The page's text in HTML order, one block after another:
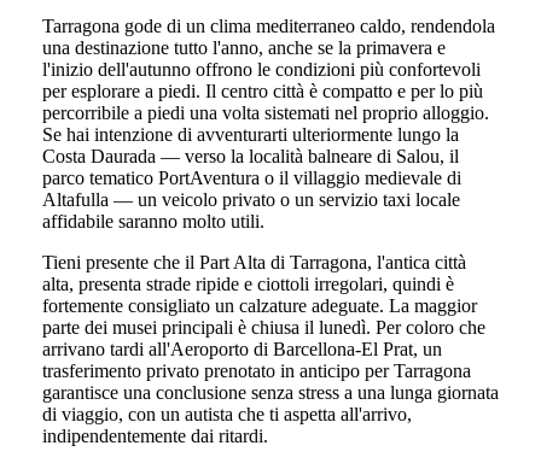
Tarragona gode di un clima mediterraneo caldo, rendendola
una destinazione tutto l'anno, anche se la primavera e
l'inizio dell'autunno offrono le condizioni più confortevoli
per esplorare a piedi. Il centro città è compatto e per lo più
percorribile a piedi una volta sistemati nel proprio alloggio.
Se hai intenzione di avventurarti ulteriormente lungo la
Costa Daurada — verso la località balneare di Salou, il
parco tematico PortAventura o il villaggio medievale di
Altafulla — un veicolo privato o un servizio taxi locale
affidabile saranno molto utili.
Tieni presente che il Part Alta di Tarragona, l'antica città
alta, presenta strade ripide e ciottoli irregolari, quindi è
fortemente consigliato un calzature adeguate. La maggior
parte dei musei principali è chiusa il lunedì. Per coloro che
arrivano tardi all'Aeroporto di Barcellona-El Prat, un
trasferimento privato prenotato in anticipo per Tarragona
garantisce una conclusione senza stress a una lunga giornata
di viaggio, con un autista che ti aspetta all'arrivo,
indipendentemente dai ritardi.